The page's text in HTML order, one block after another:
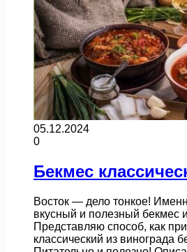
05.12.2024
0
Бекмес
Восток — дело тонкое!
вкусный и полезный бекмес
Представляю способ, как
классический из винограда